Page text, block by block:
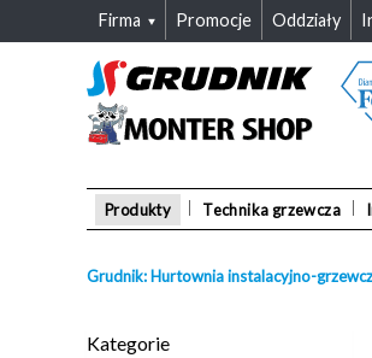
Firma Promocje Oddziały
Produkty Technika grzewcza
Grudnik: Hurtownia instalacyjno-
Kategorie